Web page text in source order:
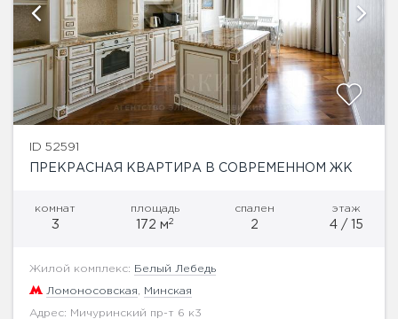
ID 52591
ПРЕКРАСНАЯ КВАРТИРА В СОВРЕМЕННОМ ЖК
комнат
3
площадь
172 м2
спален
2
этаж
4 / 15
Жилой комплекс: Белый Лебедь
Ломоносовская Минская
Адрес: Мичуринский пр-т 6 к3